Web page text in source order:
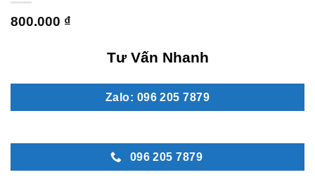
800.000 ₫
Tư Vấn Nhanh
Zalo: 096 205 7879
096 205 7879